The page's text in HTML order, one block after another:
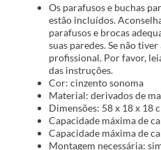
Os parafusos e buchas
estão incluídos.
parafusos e brocas
suas paredes. Se não
profissional. Por favor,
das instruções.
Cor: cinzento sonoma
Material: derivados de
Dimensões: 58 x 18 x 18
Capacidade máxima de
Capacidade máxima de
Montagem necessária: